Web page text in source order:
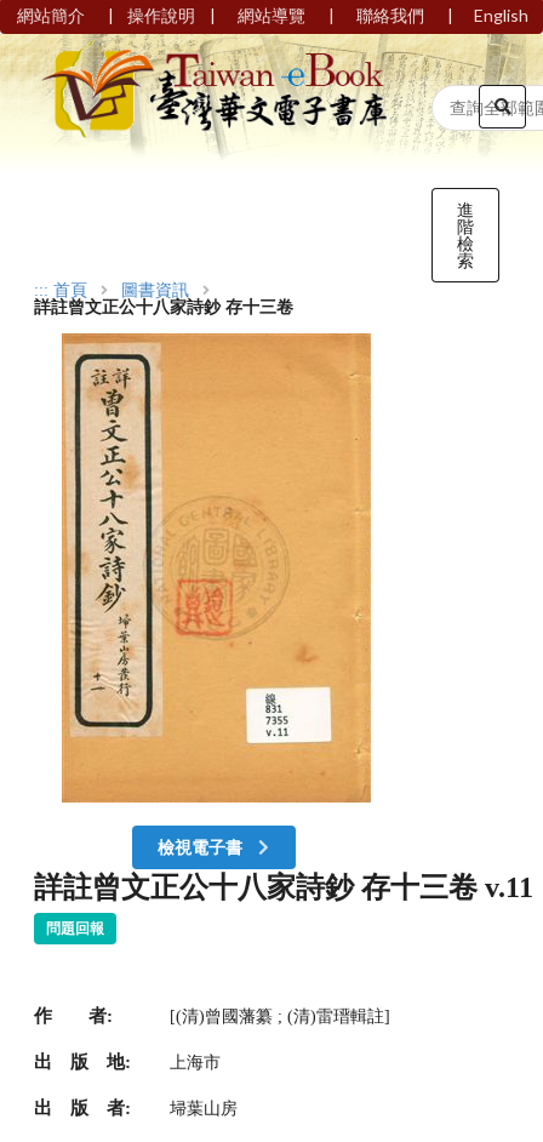
網站簡介 | 操作說明 | 網站導覽 | 聯絡我們 | English
進
階
檢
索
::: 首頁
圖書資訊
詳註曾文正公十八家詩鈔 存十三卷
檢視電子書
詳註曾文正公十八家詩鈔 存十三卷 v.11
問題回報
作 者: [(清)曾國藩纂 ; (清)雷瑨輯註]
出 版 地: 上海市
出 版 者: 埽葉山房